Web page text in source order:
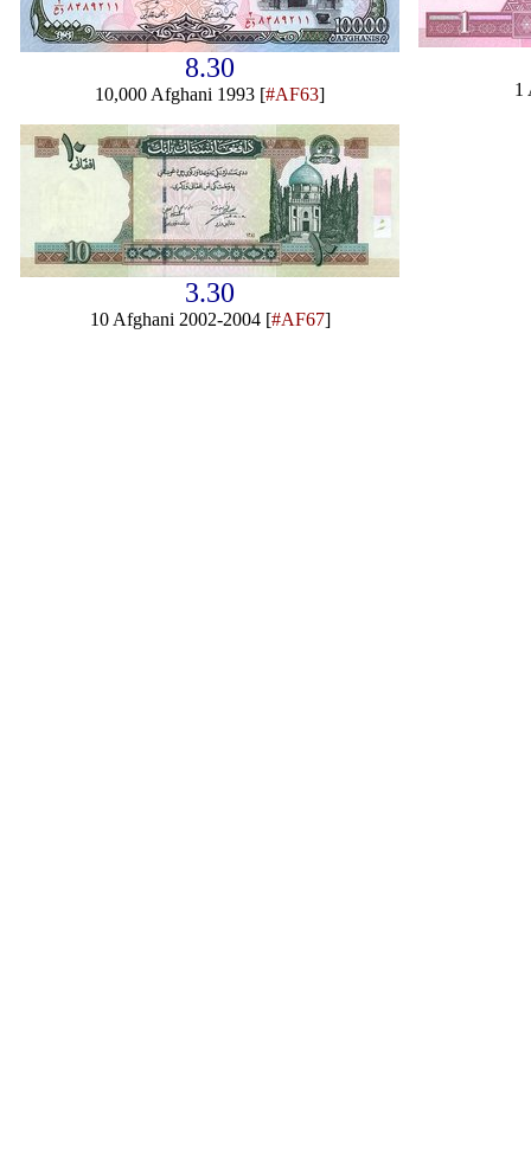
8.30
10,000 Afghani 1993 [#AF63] 1
3.30
10 Afghani 2002-2004 [#AF67]